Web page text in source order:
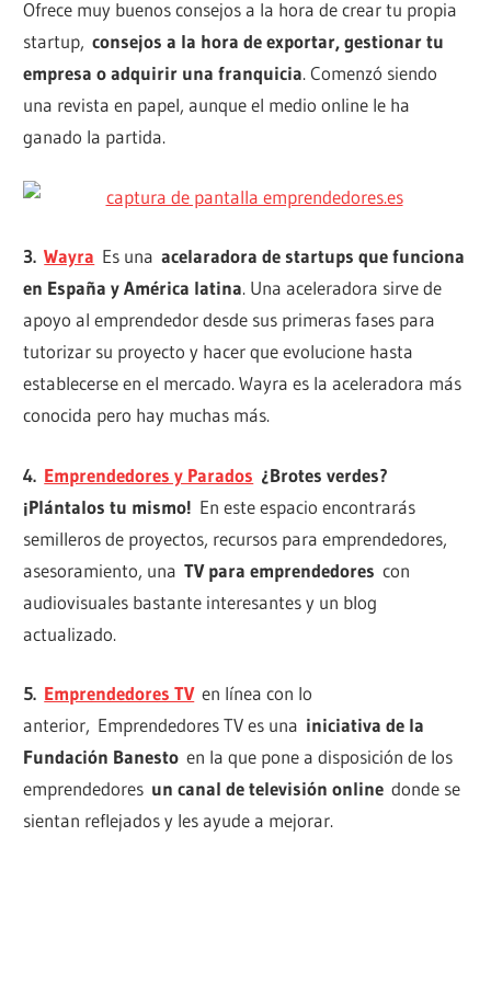
Ofrece muy buenos consejos a la hora de crear tu propia
startup, consejos a la hora de exportar, gestionar tu
empresa o adquirir una franquicia. Comenzó siendo
una revista en papel, aunque el medio online le ha
ganado la partida.
3.Wayra Es unaacelaradora de startups que funciona
en España y América latina. Una aceleradora sirve de
apoyo al emprendedor desde sus primeras fases para
tutorizar su proyecto y hacer que evolucione hasta
establecerse en el mercado. Wayra es la aceleradora más
conocida pero hay muchas más.
4. Emprendedores y Parados ¿Brotes verdes?
¡Plántalos tu mismo! En este espacio encontrarás
semilleros de proyectos, recursos para emprendedores,
asesoramiento, una TV para emprendedores con
audiovisuales bastante interesantes y un blog
actualizado.
5. Emprendedores TV en línea con lo
anterior, Emprendedores TV es una iniciativa de la
Fundación Banesto en la que pone a disposición de los
emprendedores un canal de televisión online donde se
sientan reflejados y les ayude a mejorar.